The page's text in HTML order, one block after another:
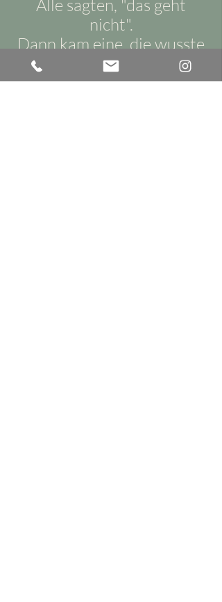
Alle sagten, "das geht
nicht".
Dann kam eine, die wusste
das nicht und hat es
gemacht.